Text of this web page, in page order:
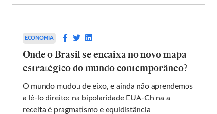
ECONOMIA
Onde o Brasil se encaixa no novo mapa
estratégico do mundo contemporâneo?
O mundo mudou de eixo, e ainda não aprendemos
a lê-lo direito: na bipolaridade EUA-China a
receita é pragmatismo e equidistância